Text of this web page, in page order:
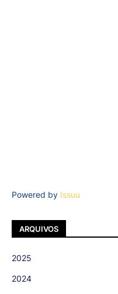
Powered by Issuu
ARQUIVOS
2025
2024